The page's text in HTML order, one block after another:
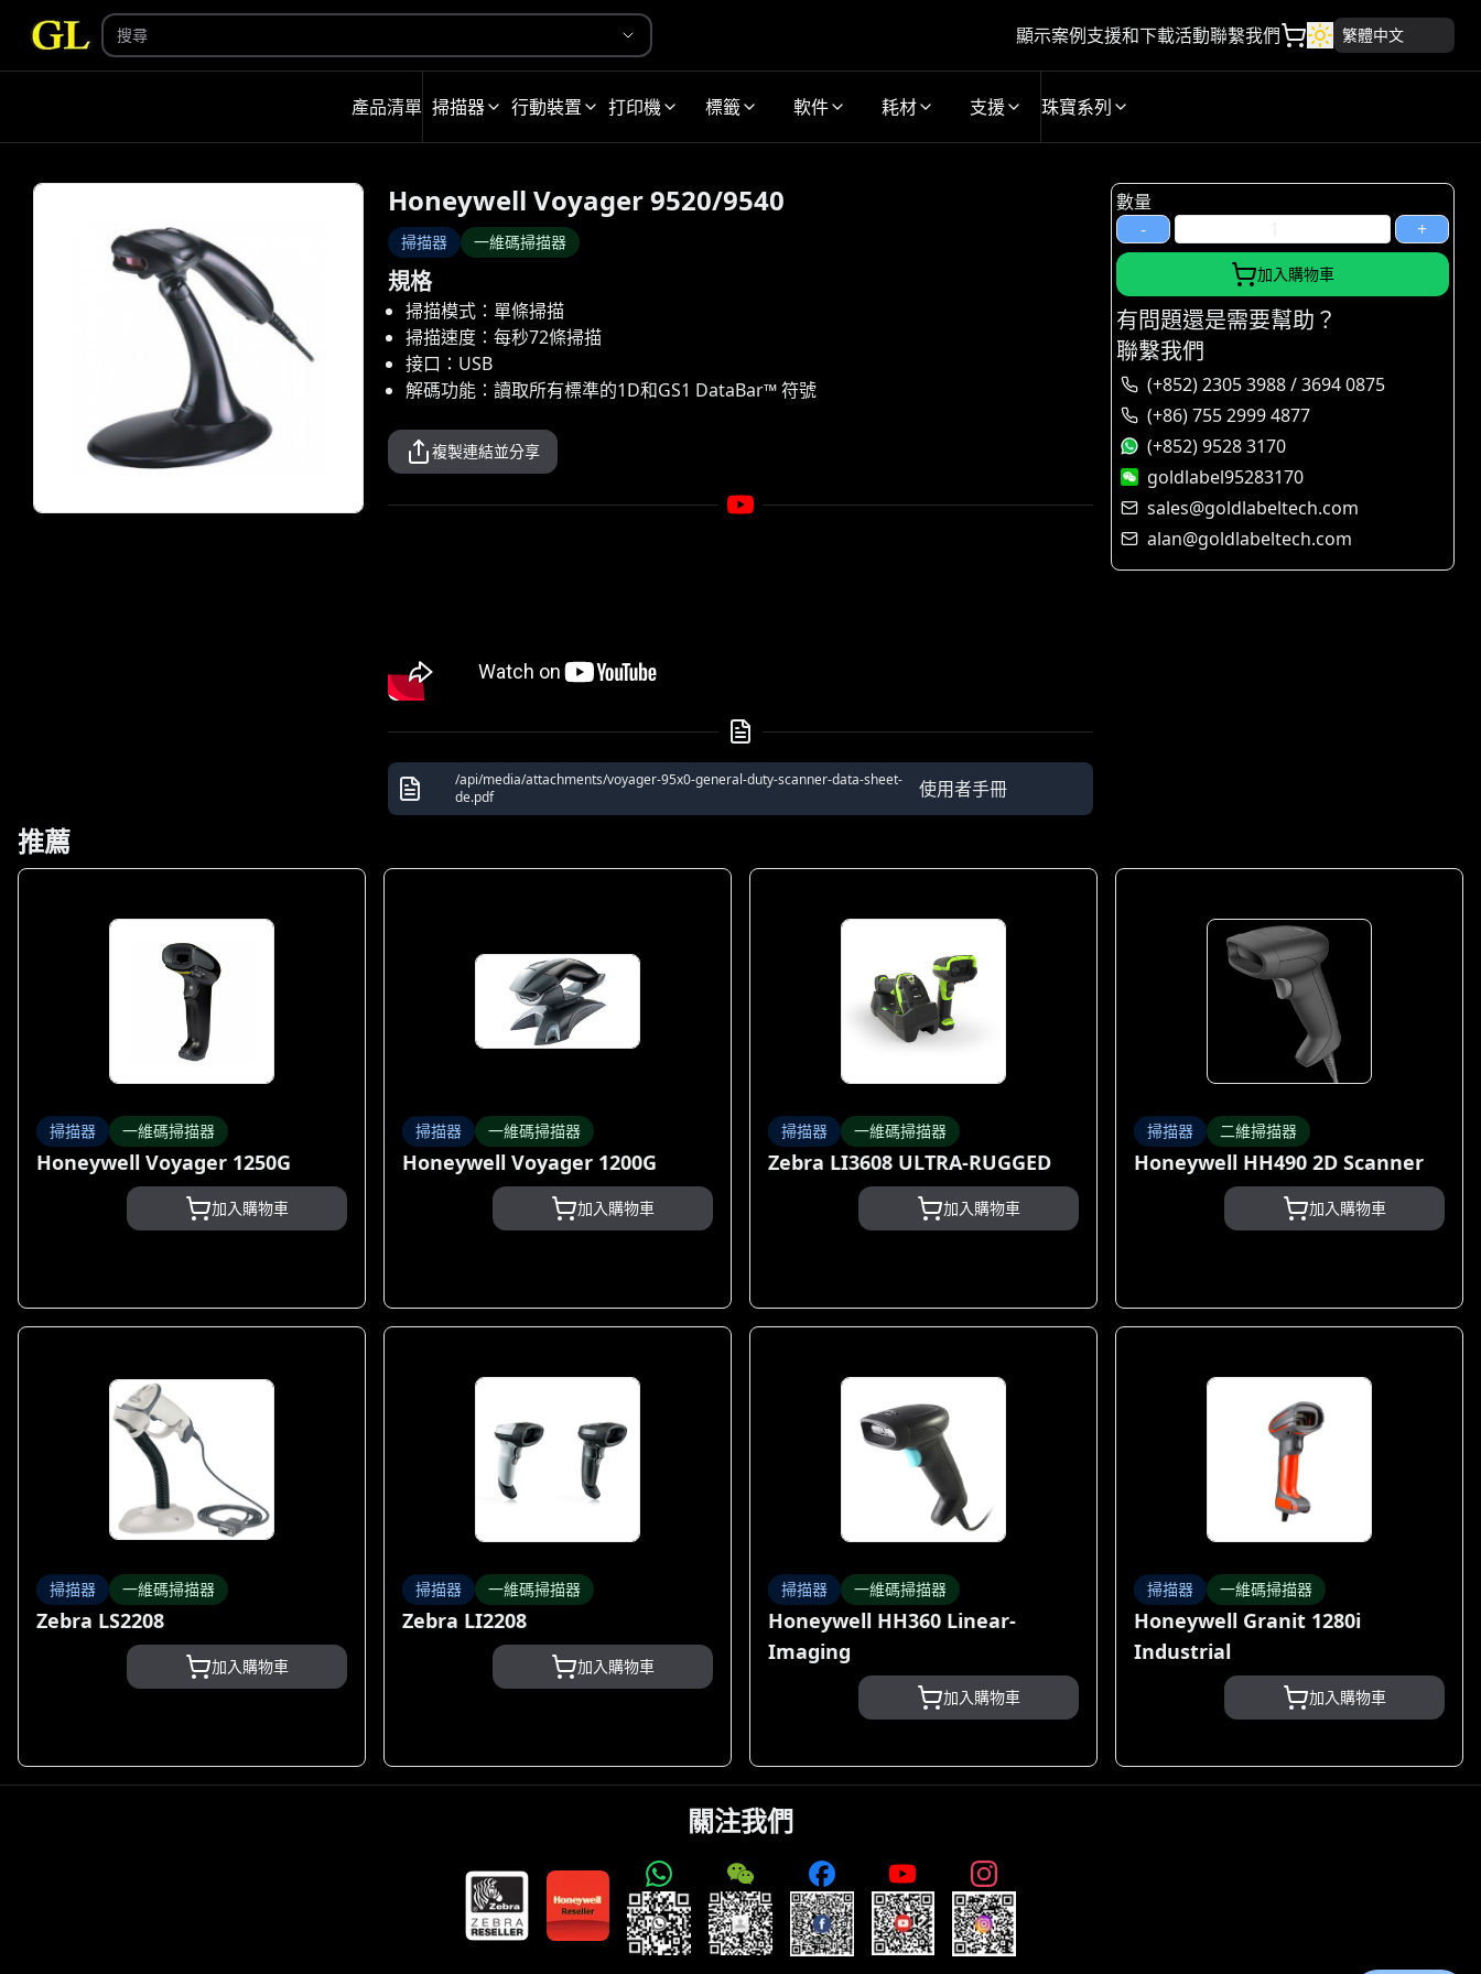
顯示案例支援和下載活動聯繫我們 繁體中文
產品清單 掃描器 行動裝置 打印機 標籤 軟件 耗材 支援 珠寶系列
Honeywell Voyager 9520/9540
掃描器 一維碼掃描器
規格
掃描模式：單條掃描
掃描速度：每秒72條掃描
接口：USB
解碼功能：讀取所有標準的1D和GS1 DataBar™ 符號
複製連結並分享
/api/media/attachments/voyager-95x0-general-duty-scanner-data-sheet-
de.pdf
使用者手冊
數量
-
+
加入購物車
有問題還是需要幫助？
聯繫我們
(+852) 2305 3988 / 3694 0875
(+86) 755 2999 4877
(+852) 9528 3170
goldlabel95283170
sales@goldlabeltech.com
alan@goldlabeltech.com
推薦
掃描器 一維碼掃描器
Honeywell Voyager 1250G
加入購物車
掃描器 一維碼掃描器
Honeywell Voyager 1200G
加入購物車
掃描器 一維碼掃描器
Zebra LI3608 ULTRA-RUGGED
加入購物車
掃描器 二維掃描器
Honeywell HH490 2D Scanner
加入購物車
掃描器 一維碼掃描器
Zebra LS2208
加入購物車
掃描器 一維碼掃描器
Zebra LI2208
加入購物車
掃描器 一維碼掃描器
Honeywell HH360 Linear-
Imaging
加入購物車
掃描器 一維碼掃描器
Honeywell Granit 1280i
Industrial
加入購物車
關注我們